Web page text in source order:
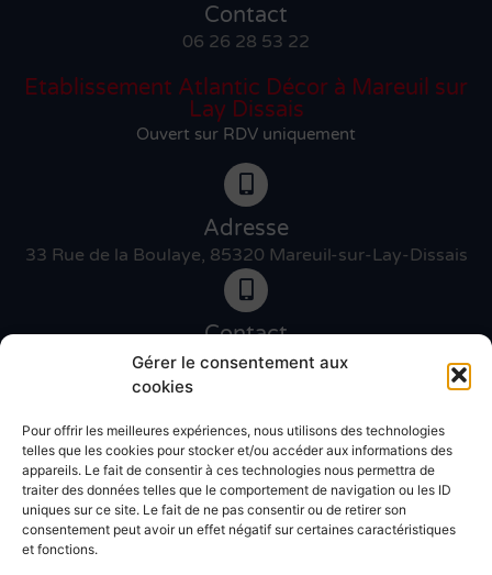
Gérer le consentement aux
cookies
Pour offrir les meilleures expériences, nous utilisons des technologies
telles que les cookies pour stocker et/ou accéder aux informations des
appareils. Le fait de consentir à ces technologies nous permettra de
traiter des données telles que le comportement de navigation ou les ID
uniques sur ce site. Le fait de ne pas consentir ou de retirer son
consentement peut avoir un effet négatif sur certaines caractéristiques
et fonctions.
Contact
06 26 28 53 22
Etablissement Atlantic Décor à Mareuil sur
Lay Dissais
Ouvert sur RDV uniquement
Adresse
33 Rue de la Boulaye, 85320 Mareuil-sur-Lay-Dissais
Contact
06 46 27 89 83
Contact
02 51 30 31 09
Devis gratuit